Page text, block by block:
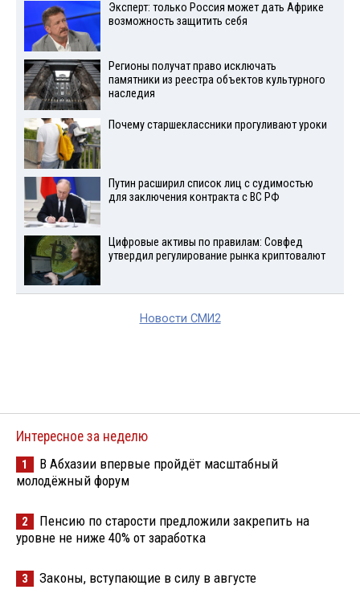
Эксперт: только Россия может дать Африке
возможность защитить себя
Регионы получат право исключать
памятники из реестра объектов культурного
наследия
Почему старшеклассники прогуливают уроки
Путин расширил список лиц с судимостью
для заключения контракта с ВС РФ
Цифровые активы по правилам: Совфед
утвердил регулирование рынка криптовалют
Новости СМИ2
Интересное за неделю
1
В Абхазии впервые пройдёт масштабный
молодёжный форум
2
Пенсию по старости предложили закрепить на
уровне не ниже 40% от заработка
3 Законы, вступающие в силу в августе